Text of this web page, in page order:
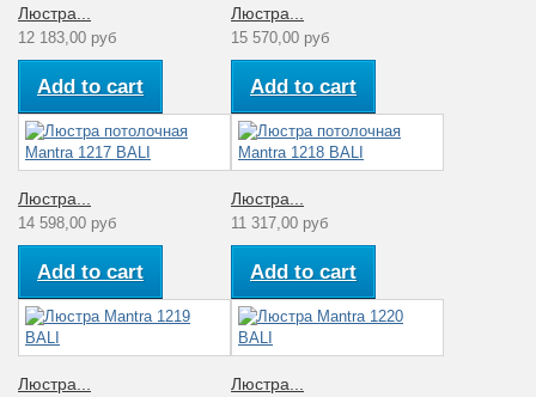
Люстра...
12 183,00 руб
Add to cart
Люстра...
15 570,00 руб
Add to cart
Люстра...
14 598,00 руб
Add to cart
Люстра...
11 317,00 руб
Add to cart
Люстра... Люстра...